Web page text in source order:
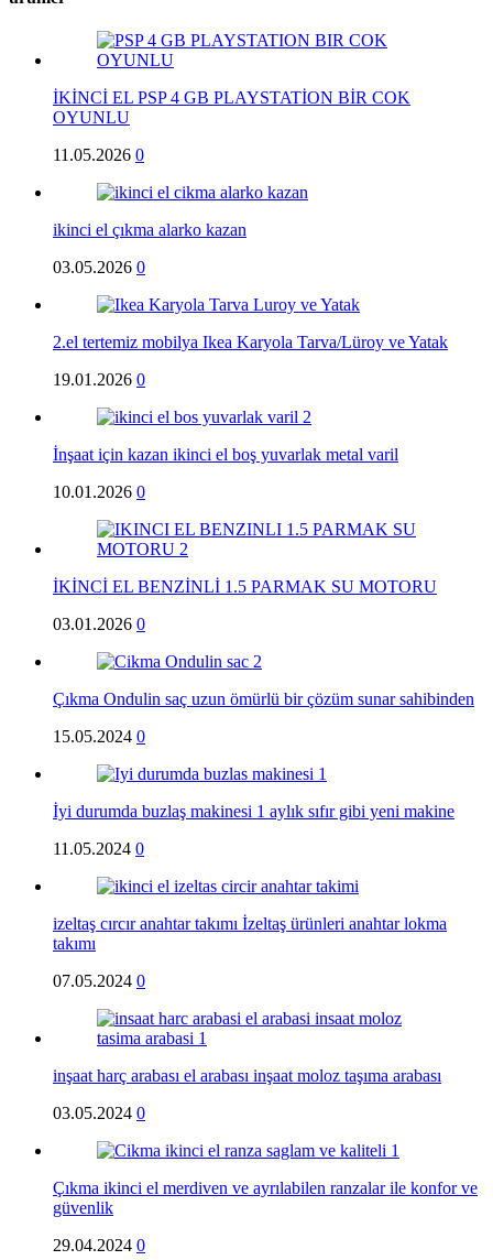
İKİNCİ EL PSP 4 GB PLAYSTATİON BİR COK
OYUNLU
11.05.2026 0
ikinci el çıkma alarko kazan
03.05.2026 0
2.el tertemiz mobilya Ikea Karyola Tarva/Lüroy ve Yatak
19.01.2026 0
İnşaat için kazan ikinci el boş yuvarlak metal varil
10.01.2026 0
İKİNCİ EL BENZİNLİ 1.5 PARMAK SU MOTORU
03.01.2026 0
Çıkma Ondulin saç uzun ömürlü bir çözüm sunar sahibinden
15.05.2024 0
İyi durumda buzlaş makinesi 1 aylık sıfır gibi yeni makine
11.05.2024 0
izeltaş cırcır anahtar takımı İzeltaş ürünleri anahtar lokma
takımı
07.05.2024 0
inşaat harç arabası el arabası inşaat moloz taşıma arabası
03.05.2024 0
Çıkma ikinci el merdiven ve ayrılabilen ranzalar ile konfor ve
güvenlik
29.04.2024 0